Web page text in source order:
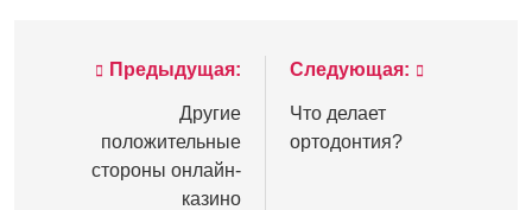
Навигация
записям
Предыдущая:
Другие
положительные
стороны онлайн-
казино
Следующая:
Что делает
ортодонтия?